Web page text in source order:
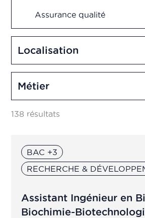
Assurance qualité
Contrôle qualité
Cosmétiques
Management et Innovation
Marketing & Vente
Localisation
Métier
138 résultats
BAC +3
RECHERCHE &
Assistant Ingénieur en
Biochimie-